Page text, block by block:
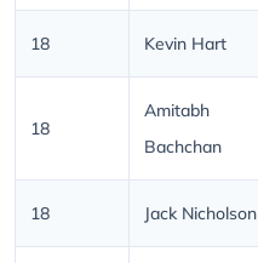
18 Kevin Hart
18
Amitabh
Bachchan
18 Jack Nicholson